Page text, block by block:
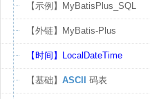
【示例】MyBatisPlus_SQL
【外链】MyBatis-Plus
【时间】LocalDateTime
【基础】 ASCII 码表